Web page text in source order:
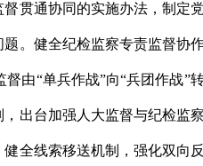
贯通协同的实施办法，制定
。健全纪检监察专责监督协
由“单兵作战”向“兵团作战”
出台加强人大监督与纪检监
全线索移送机制，强化双向